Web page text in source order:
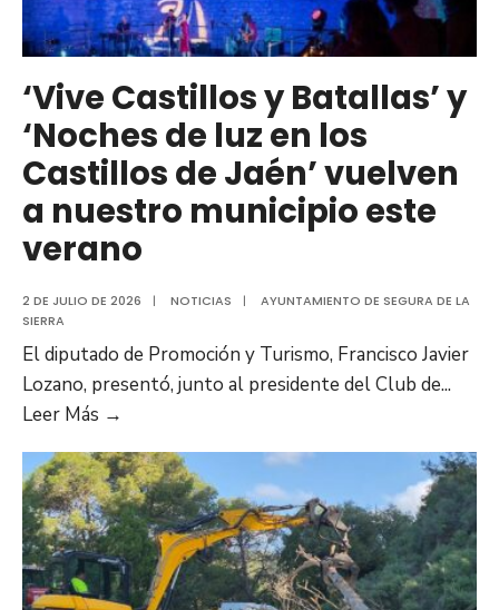
‘Vive Castillos y Batallas’ y
‘Noches de luz en los
Castillos de Jaén’ vuelven
a nuestro municipio este
verano
2 DE JULIO DE 2026 | NOTICIAS |
AYUNTAMIENTO DE SEGURA DE LA
SIERRA
El diputado de Promoción y Turismo, Francisco Javier
Lozano, presentó, junto al presidente del Club de...
Leer Más →